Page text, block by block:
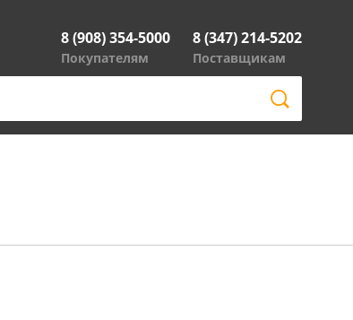
8 (908) 354-5000
Покупателям
8 (347) 214-5202
Поставщикам